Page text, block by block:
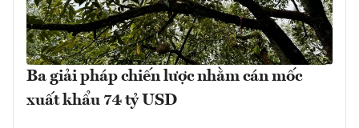
Ba giải pháp chiến lược nhằm cán mốc
xuất khẩu 74 tỷ USD